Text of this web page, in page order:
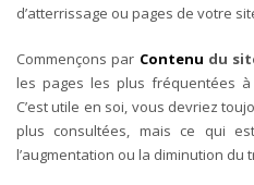
d’atterrissage ou pages de votre
Commençons par Contenu du
les pages les plus fréquentées
C’est utile en soi, vous devriez
plus consultées, mais ce qui
l’augmentation ou la diminution du